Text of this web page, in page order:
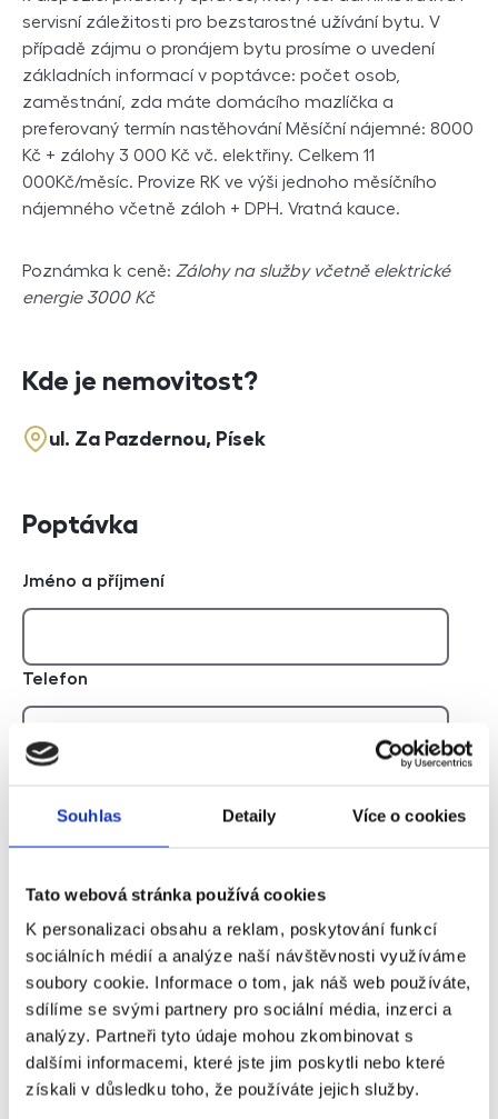
Souhlas Detaily Více o cookies
Tato webová stránka používá cookies
K personalizaci obsahu a reklam, poskytování funkcí
sociálních médií a analýze naší návštěvnosti využíváme
soubory cookie. Informace o tom, jak náš web používáte,
sdílíme se svými partnery pro sociální média, inzerci a
analýzy. Partneři tyto údaje mohou zkombinovat s
dalšími informacemi, které jste jim poskytli nebo které
získali v důsledku toho, že používáte jejich služby.
servisní záležitosti pro bezstarostné užívání bytu. V
případě zájmu o pronájem bytu prosíme o uvedení
základních informací v poptávce: počet osob,
zaměstnání, zda máte domácího mazlíčka a
preferovaný termín nastěhování Měsíční nájemné: 8000
Kč + zálohy 3 000 Kč vč. elektřiny. Celkem 11
000Kč/měsíc. Provize RK ve výši jednoho měsíčního
nájemného včetně záloh + DPH. Vratná kauce.
Poznámka k ceně: Zálohy na služby včetně elektrické
energie 3000 Kč
Kde je nemovitost?
ul. Za Pazdernou, Písek
Poptávka
Jméno a příjmení
Telefon